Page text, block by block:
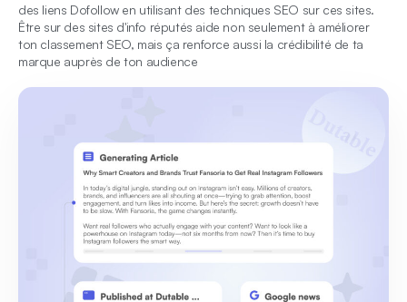
des liens Dofollow en utilisant des techniques SEO sur ces sites.
Être sur des sites d'info réputés aide non seulement à améliorer
ton classement SEO, mais ça renforce aussi la crédibilité de ta
marque auprès de ton audience